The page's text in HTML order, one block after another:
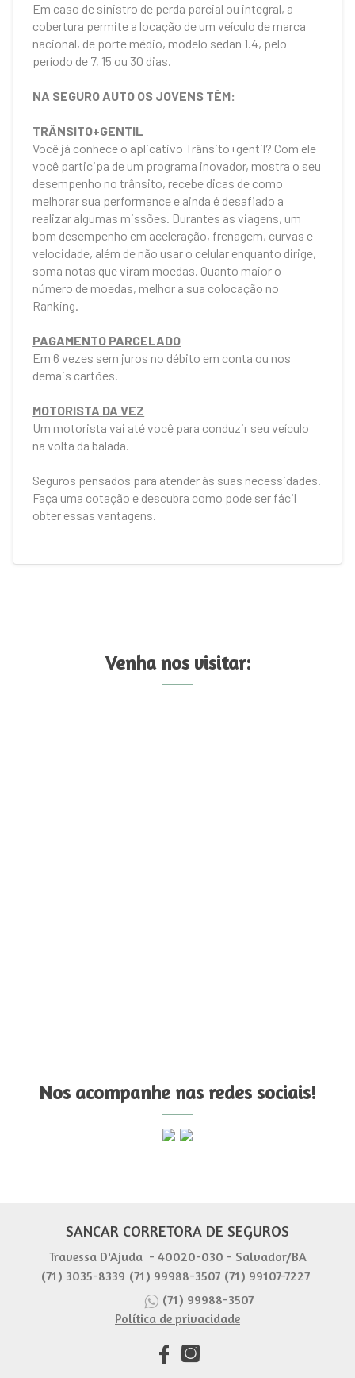
Em caso de sinistro de perda parcial ou integral, a
cobertura permite a locação de um veículo de marca
nacional, de porte médio, modelo sedan 1.4, pelo
período de 7, 15 ou 30 dias.
NA SEGURO AUTO OS JOVENS TÊM:
TRÂNSITO+GENTIL
Você já conhece o aplicativo Trânsito+gentil? Com ele
você participa de um programa inovador, mostra o seu
desempenho no trânsito, recebe dicas de como
melhorar sua performance e ainda é desafiado a
realizar algumas missões. Durantes as viagens, um
bom desempenho em aceleração, frenagem, curvas e
velocidade, além de não usar o celular enquanto dirige,
soma notas que viram moedas. Quanto maior o
número de moedas, melhor a sua colocação no
Ranking.
PAGAMENTO PARCELADO
Em 6 vezes sem juros no débito em conta ou nos
demais cartões.
MOTORISTA DA VEZ
Um motorista vai até você para conduzir seu veículo
na volta da balada.
Seguros pensados para atender às suas necessidades.
Faça uma cotação e descubra como pode ser fácil
obter essas vantagens.
Venha nos visitar:
Nos acompanhe nas redes sociais!
SANCAR CORRETORA DE SEGUROS
Travessa D'Ajuda - 40020-030 - Salvador/BA
(71) 3035-8339 (71) 99988-3507 (71) 99107-7227
(71) 99988-3507
Política de privacidade